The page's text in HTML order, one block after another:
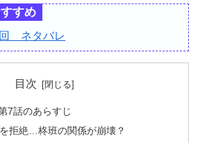
すめ
ネタバレ
目次
7話のあらすじ
拒絶…柊班の関係が崩壊？